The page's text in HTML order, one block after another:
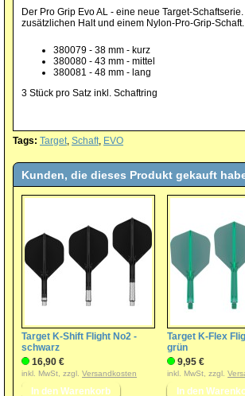
Der Pro Grip Evo AL - eine neue Target-
zusätzlichen Halt und einem Nylon-Pro-Grip-Schaft.
380079 - 38 mm - kurz
380080 - 43 mm - mittel
380081 - 48 mm - lang
3 Stück pro Satz inkl. Schaftring
Tags: Target, Schaft, EVO
Kunden, die dieses Produkt gekauft
Target K-Shift Flight No2 -
schwarz
16,90 €
inkl. MwSt, zzgl. Versandkosten
Target K-Flex
grün
9,95 €
inkl. MwSt, zzgl.